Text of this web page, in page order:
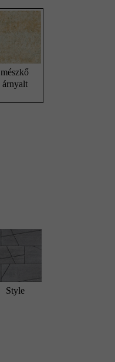
mészkő
árnyalt
Style